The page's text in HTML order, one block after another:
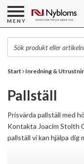
Start Inredning &
Pallställ
Prisvärda pallställ med
Kontakta Joacim Stolth
pallställ vi kan hjälpa dig
MENY